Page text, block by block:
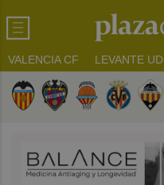
VALENCIA CF LEVANTE UD